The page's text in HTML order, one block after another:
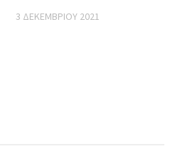
3 ΔΕΚΕΜΒΡΊΟΥ 2021